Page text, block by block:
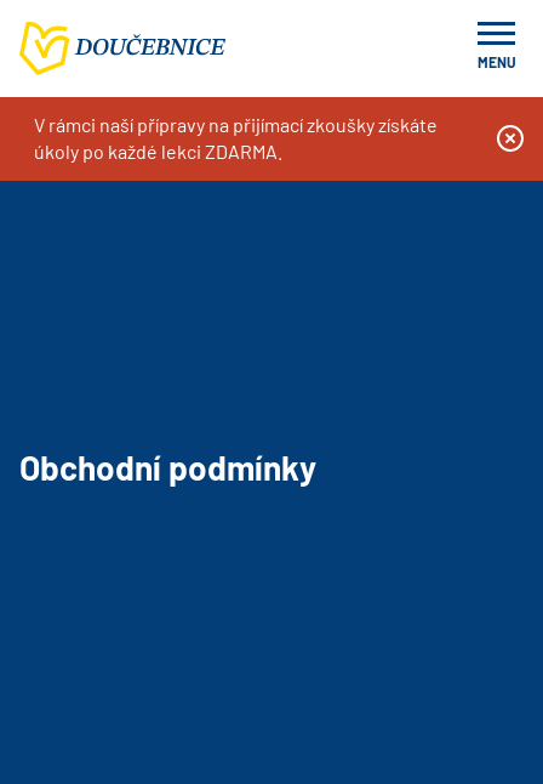
MENU
V rámci naší přípravy na přijímací zkoušky získáte
úkoly po každé lekci ZDARMA.
Doučování na míru, kurzy a příprava k přijímacím zkouškám
Obchodní podmínky
Obchodní podmínky